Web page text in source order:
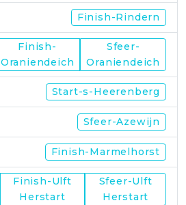
Finish-Rindern
Finish-
Oraniendeich
Sfeer-
Oraniendeich
Start-s-Heerenberg
Sfeer-Azewijn
Finish-Marmelhorst
Finish-Ulft
Herstart
Sfeer-Ulft
Herstart